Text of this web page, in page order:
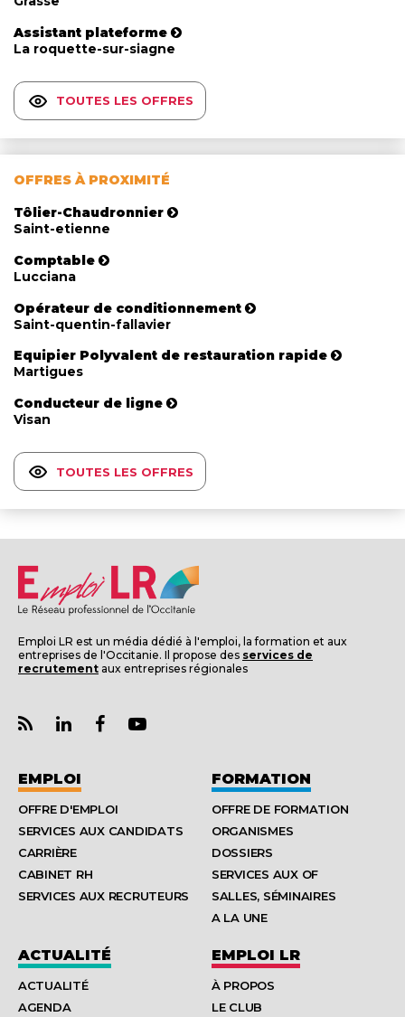
Assistant plateforme
La roquette-sur-siagne
TOUTES LES OFFRES
OFFRES À PROXIMITÉ
Tôlier-Chaudronnier
Saint-etienne
Comptable
Lucciana
Opérateur de conditionnement
Saint-quentin-fallavier
Equipier Polyvalent de restauration rapide
Martigues
Conducteur de ligne
Visan
TOUTES LES OFFRES
Emploi LR est un média dédié à l'emploi, la formation et aux
entreprises de l'Occitanie. Il propose des services de
recrutement aux entreprises régionales
EMPLOI
OFFRE D'EMPLOI
SERVICES AUX CANDIDATS
CARRIÈRE
CABINET RH
SERVICES AUX RECRUTEURS
FORMATION
OFFRE DE FORMATION
ORGANISMES
DOSSIERS
SERVICES AUX OF
SALLES, SÉMINAIRES
A LA UNE
ACTUALITÉ
ACTUALITÉ
AGENDA
EMPLOI LR
À PROPOS
LE CLUB